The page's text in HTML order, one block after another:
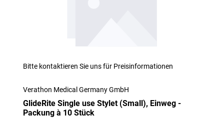
Bitte kontaktieren Sie uns für Preisinformationen
Verathon Medical Germany GmbH
GlideRite Single use Stylet (Small), Einweg -
Packung à 10 Stück